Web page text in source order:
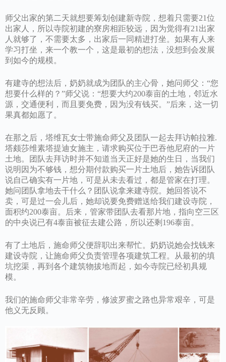
师父出家的第二天就想要筹划创建新寺院，想着只需要21位
出家人，所以寺院初建的寮房相距较远，因为觉得有21出家
人就够了，不需要太多，出家后一同精进打坐。如果有人来
学习打坐，来一个教一个，这是最初的想法，没想到会发展
到如今的规模。
有建寺的想法后，奶奶就成为团队的主心骨，她问师父：“您
想要什么样的？”师父说：“想要大约200泰亩的土地，邻近水
源，交通便利，而且要免费，因为没有钱买。”后来，这一切
果真都如愿了。
在那之后，塔维瓦女士带施命师父及团队一起去拜访帕拉雅.
塔颇莎维素塔提迪女施主，请求购买位于巴吞他尼府的一片
土地。团队去拜访时并不知道当天正好是她的生日，当我们
说明因为不够钱，想分期付款购买一片土地后，她告诉团队
说自己确实有一片地，可是从未去看过，都是管家在打理。
她问团队拿地去干什么？团队说拿来建寺院。她回答说不
卖，可是过一会儿后，她却说要免费赠送给我们建设寺院，
面积约200泰亩。后来，管家带团队去看那片地，指向空三区
的中央说已有4泰亩被征去建公路，所以还剩196泰亩。
有了土地后，施命师父便辞职出来帮忙。奶奶说她会找钱来
建设寺院，让施命师父负责管理各项建筑工程。从最初的填
坑挖渠，再到各个建筑物拔地而起，如今寺院已经初具规
模。
我们的施命师父非常辛劳，修波罗蜜之路也异常艰辛，可是
他义无反顾。